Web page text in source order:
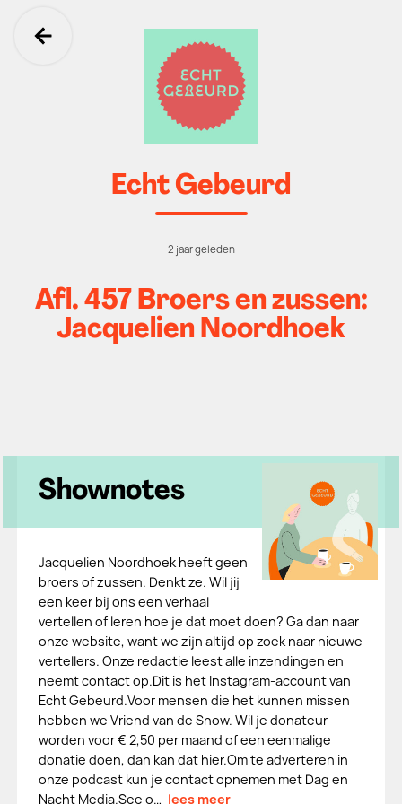
Ga terug
Echt Gebeurd
2 jaar geleden
Afl. 457 Broers en zussen:
Jacquelien Noordhoek
Shownotes
Jacquelien Noordhoek heeft geen
broers of zussen. Denkt ze. Wil jij
een keer bij ons een verhaal
vertellen of leren hoe je dat moet doen? Ga dan naar
onze website, want we zijn altijd op zoek naar nieuwe
vertellers. Onze redactie leest alle inzendingen en
neemt contact op.Dit is het Instagram-account van
Echt Gebeurd.Voor mensen die het kunnen missen
hebben we Vriend van de Show. Wil je donateur
worden voor € 2,50 per maand of een eenmalige
donatie doen, dan kan dat hier.Om te adverteren in
onze podcast kun je contact opnemen met Dag en
Nacht Media.See o… lees meer